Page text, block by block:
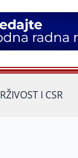
I CSR